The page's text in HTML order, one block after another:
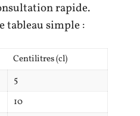
rapide.
tableau simple :
Centilitres (cl)
5
10